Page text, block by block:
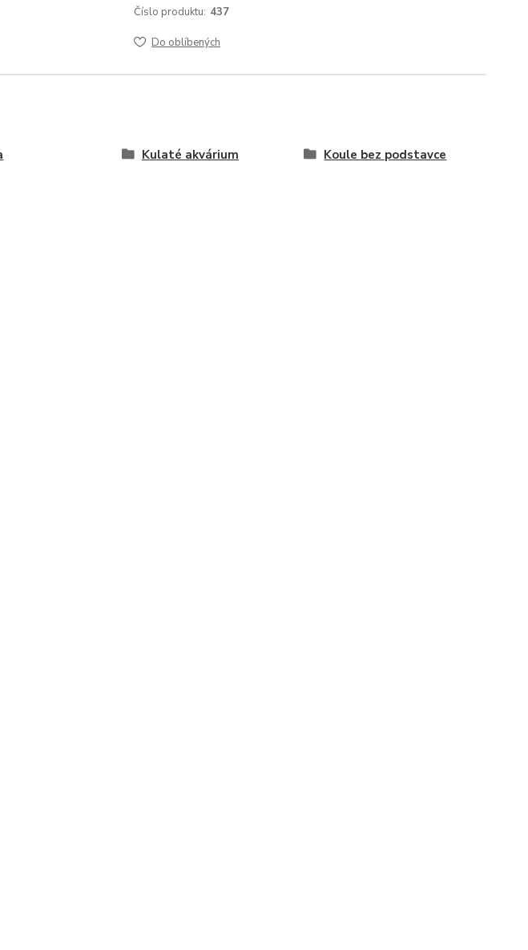
Číslo produktu: 437
Do oblíbených
Kulaté akvárium Koule bez podstavce